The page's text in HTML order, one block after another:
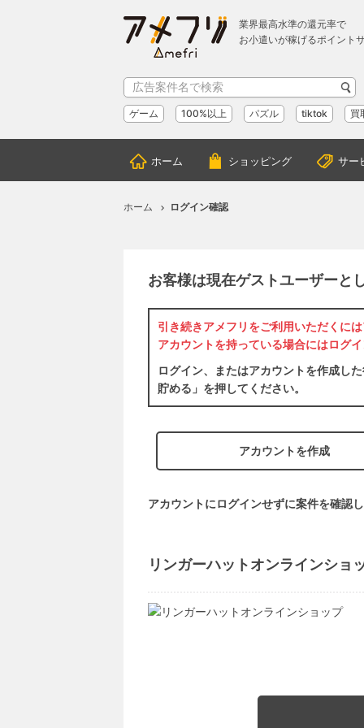
業界最高水準の還元率で
お小遣いが稼げるポイント
ゲーム 100%以上 パズル tiktok 買
ホーム ショッピング サー
ホーム ログイン確認
お客様は現在ゲストユーザーと
引き続きアメフリをご利用いただくには
アカウントを持っている場合にはログ
ログイン、またはアカウントを作成し
貯める」を押してください。
アカウントを作成
アカウントにログインせずに案件を確認
リンガーハットオンラインショ